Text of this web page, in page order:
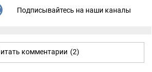
Подписывайтесь на наши каналы
комментарии (2)